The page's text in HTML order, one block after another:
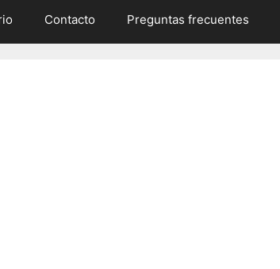
Contacto Preguntas frecuentes